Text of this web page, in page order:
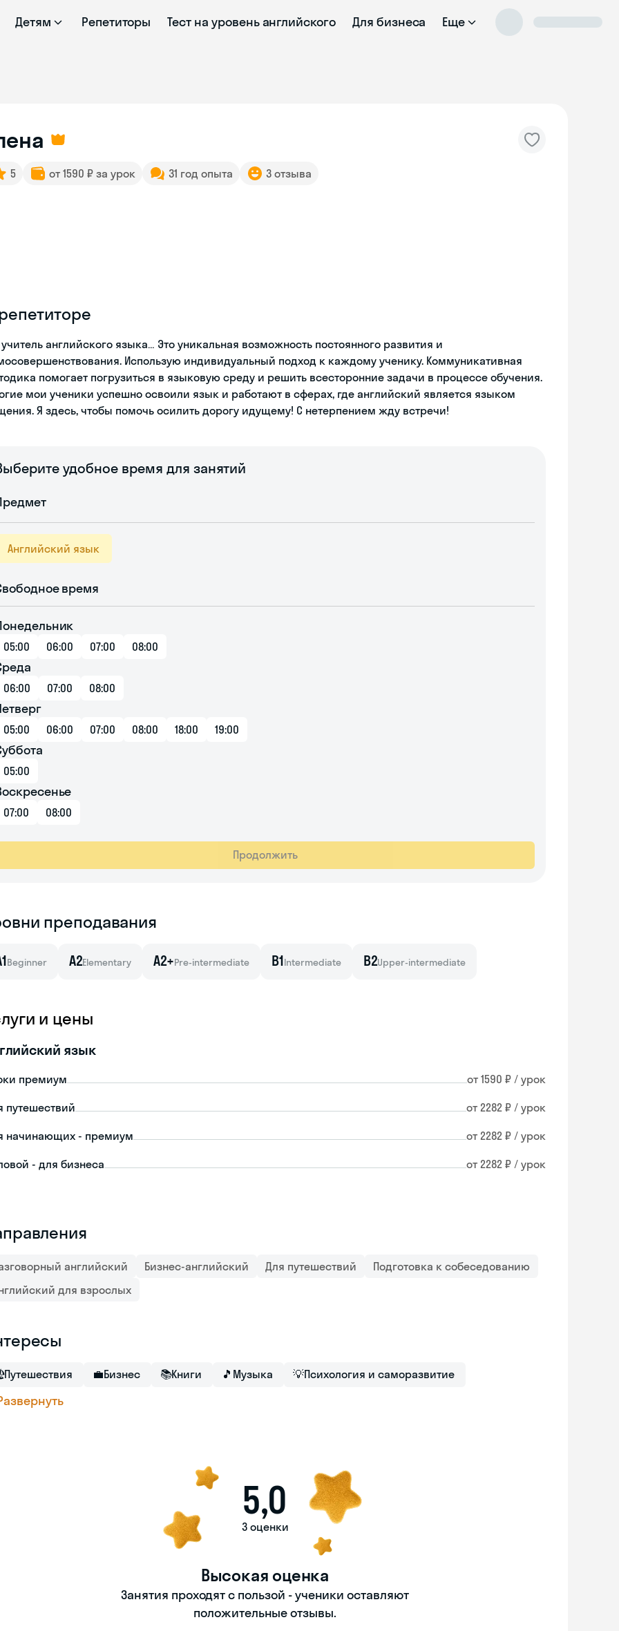
Детям Репетиторы Тест на уровень английского Для бизнеса Еще
5 от 1590 ₽ за урок 31 год опыта 3 отзыва
английского языка… Это уникальная возможность постоянного развития и
Использую индивидуальный подход к каждому ученику. Коммуникативная
помогает погрузиться в языковую среду и решить всесторонние задачи в процессе обучения.
мои ученики успешно освоили язык и работают в сферах, где английский является языком
Я здесь, чтобы помочь осилить дорогу идущему! С нетерпением жду встречи!
удобное время для занятий
Английский язык
время
05:00 06:00 07:00 08:00
06:00 07:00 08:00
05:00 06:00 07:00 08:00 18:00 19:00
05:00
07:00 08:00
Продолжить
преподавания
Beginner A2Elementary A2+Pre-intermediate B1Intermediate B2Upper-intermediate
и цены
язык
премиум от 1590 ₽ / урок
путешествий от 2282 ₽ / урок
начинающих - премиум от 2282 ₽ / урок
- для бизнеса от 2282 ₽ / урок
английский Бизнес-английский Для путешествий
Подготовка к собеседованию
для взрослых
Путешествия 💼Бизнес 📚Книги 🎵 Музыка 💡Психология и саморазвитие
5,0
3 оценки
Высокая оценка
Занятия проходят с пользой - ученики оставляют
положительные отзывы.